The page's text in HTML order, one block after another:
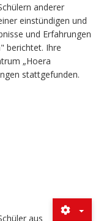
anderer
einstündigen und
und Erfahrungen
berichtet. Ihre
„Hoera
stattgefunden.
aus